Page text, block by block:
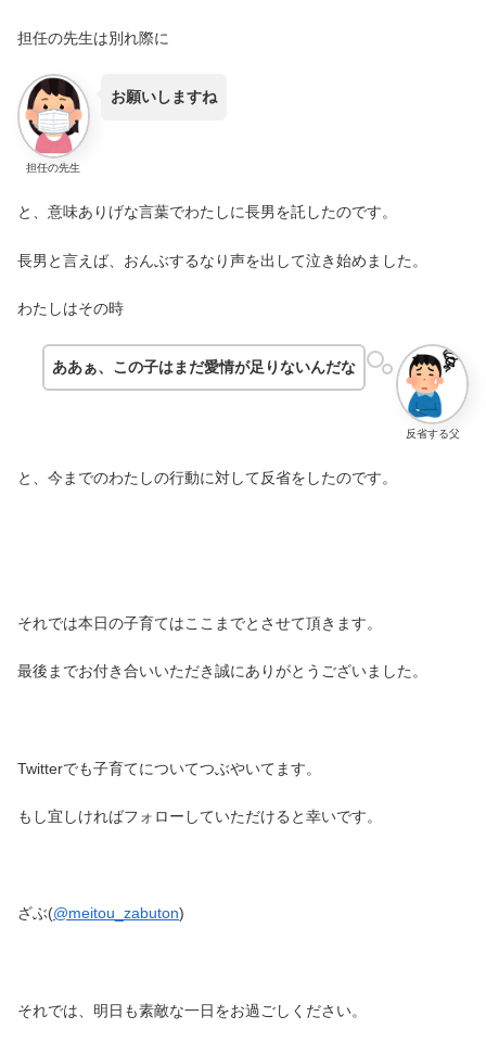
担任の先生は別れ際に
担任の先生
お願いしますね
と、意味ありげな言葉でわたしに長男を託したのです。
長男と言えば、おんぶするなり声を出して泣き始めました。
わたしはその時
反省する父
ああぁ、この子はまだ愛情が足りないんだな
と、今までのわたしの行動に対して反省をしたのです。
それでは本日の子育てはここまでとさせて頂きます。
最後までお付き合いいただき誠にありがとうございました。
Twitterでも子育てについてつぶやいてます。
もし宜しければフォローしていただけると幸いです。
ざぶ(@meitou_zabuton)
それでは、明日も素敵な一日をお過ごしください。